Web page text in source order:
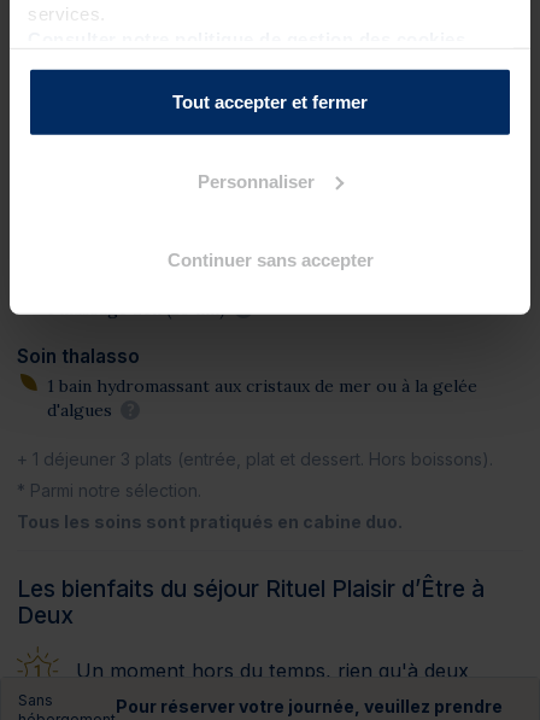
services.
Tout accepter et fermer
Personnaliser
Continuer sans accepter
Sans
Pour réserver votre journée, veuillez prendre
Pour connaître l’heure de début de votre premier soin, nous
Soin thalasso
1 bain hydromassant aux cristaux de mer ou à la gelée
d'algues
+ 1 déjeuner 3 plats (entrée, plat et dessert. Hors boissons).
* Parmi notre sélection.
Tous les soins sont pratiqués en cabine duo.
Les bienfaits du séjour Rituel Plaisir d’Être à
Deux
Un moment hors du temps, rien qu'à deux